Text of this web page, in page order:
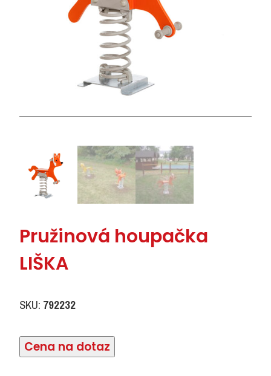
Pružinová houpačka
LIŠKA
SKU: 792232
Cena na dotaz